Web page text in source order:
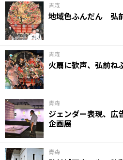
青森
地域色ふんだん 弘
青森
火扇に歓声、弘前ね
青森
ジェンダー表現、
企画展
青森